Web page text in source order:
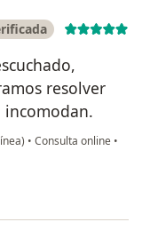
resolver
incomodan.
• Consulta online •